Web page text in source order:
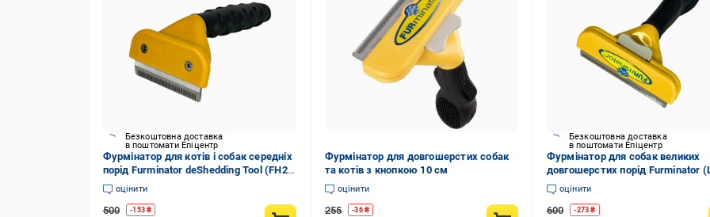
Безкоштовна доставка
в поштомати Епіцентр
Фурмінатор для котів і собак середніх
порід Furminator deShedding Tool (FH2-
DCSL-68-Yellow)
оцінити
500 -153₴
Фурмінатор для довгошерстих собак
та котів з кнопкою 10 см
оцінити
255 -36₴
Безкоштовна доставка
в поштомати Епіцентр
Фурмінатор для собак великих
довгошерстих порід Furminator
10-Yellow)
оцінити
600 -273 ₴